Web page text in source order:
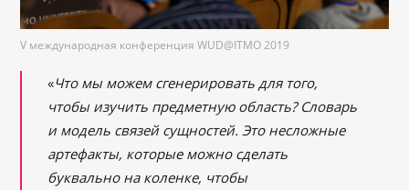
V международная конференция WUD@ITMO 2019
«Что мы можем сгенерировать для того,
чтобы изучить предметную область? Словарь
и модель связей сущностей. Это несложные
артефакты, которые можно сделать
буквально на коленке, чтобы